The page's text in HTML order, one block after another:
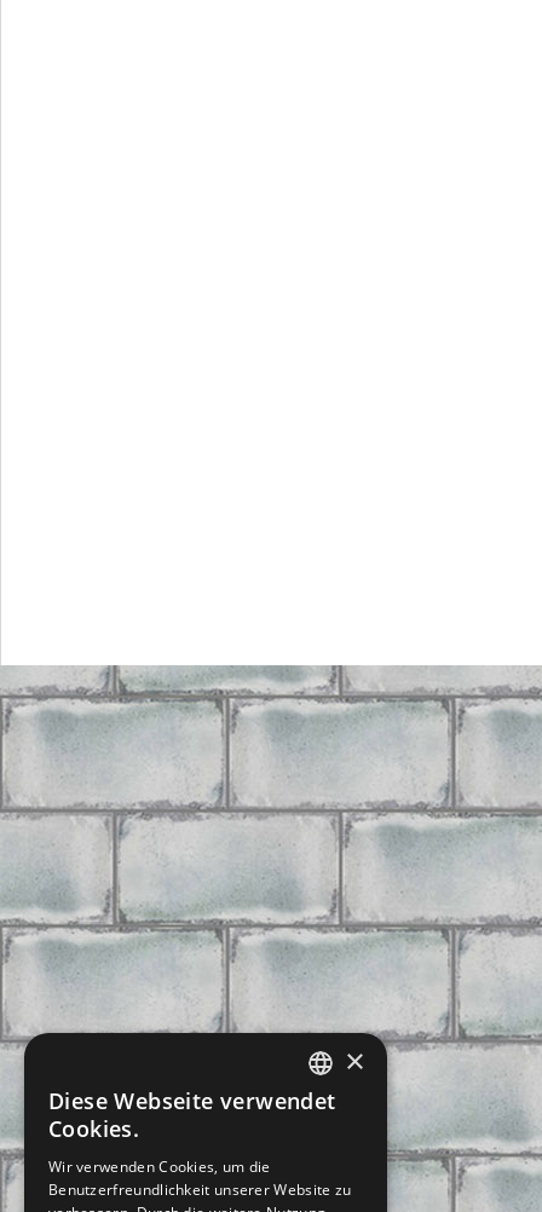
CZECH
GERMAN
×
Diese Webseite verwendet
Cookies.
Wir verwenden Cookies, um die
Benutzerfreundlichkeit unserer Website zu